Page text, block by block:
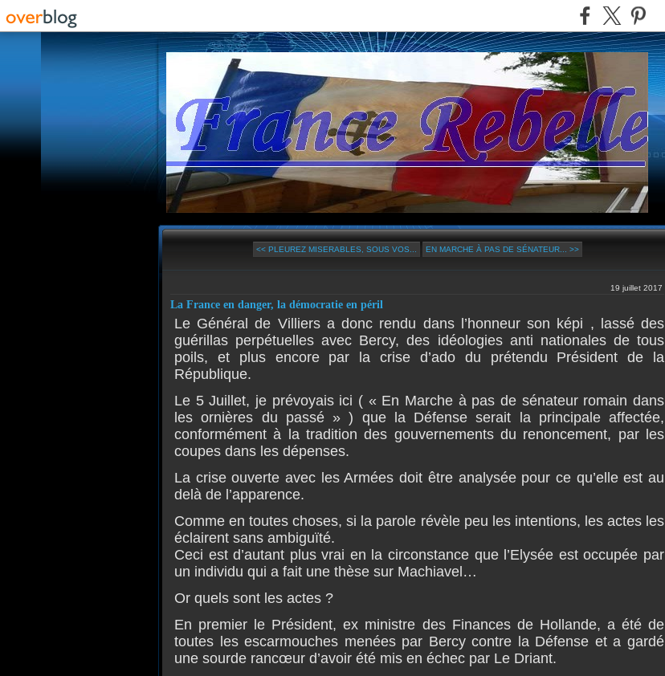
<< PLEUREZ MISERABLES, SOUS VOS... EN MARCHE À PAS DE SÉNATEUR... >>
19 juillet 2017
La France en danger, la démocratie en péril
Le Général de Villiers a donc rendu dans l’honneur son képi , lassé des
guérillas perpétuelles avec Bercy, des idéologies anti nationales de tous
poils, et plus encore par la crise d’ado du prétendu Président de la
République.
Le 5 Juillet, je prévoyais ici ( « En Marche à pas de sénateur romain dans
les ornières du passé » ) que la Défense serait la principale affectée,
conformément à la tradition des gouvernements du renoncement, par les
coupes dans les dépenses.
La crise ouverte avec les Armées doit être analysée pour ce qu’elle est au
delà de l ’apparence.
Comme en toutes choses, si la parole révèle peu les intentions, les actes les
éclairent sans ambiguïté.
Ceci est d’autant plus vrai en la circonstance que l’Elysée est occupée par
un individu qui a fait une thèse sur Machiavel…
Or quels sont les actes ?
En premier le Président, ex ministre des Finances de Hollande, a été de
toutes les escarmouches menées par Bercy contre la Défense et a gardé
une sourde rancœur d’avoir été mis en échec par Le Driant.